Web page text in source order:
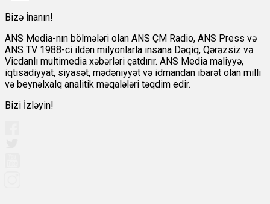
Bizə İnanın!
ANS Media-nın bölmələri olan ANS ÇM Radio, ANS Press və
ANS TV 1988-ci ildən milyonlarla insana Dəqiq, Qərəzsiz və
Vicdanlı multimedia xəbərləri çatdırır. ANS Media maliyyə,
iqtisadiyyat, siyasət, mədəniyyət və idmandan ibarət olan milli
və beynəlxalq analitik məqalələri təqdim edir.
Bizi İzləyin!